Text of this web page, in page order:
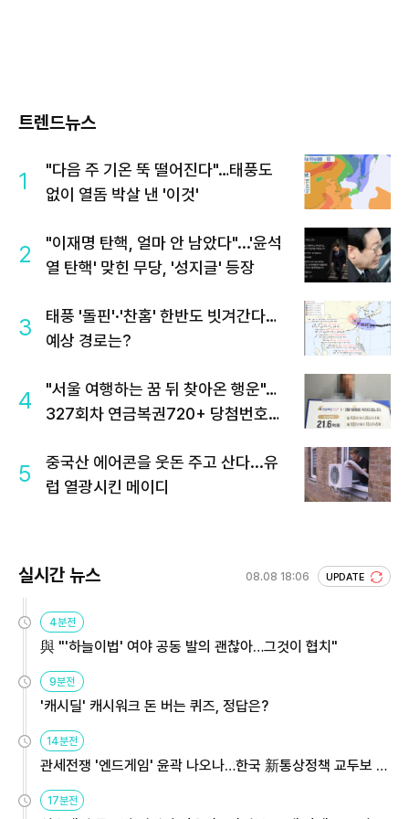
트렌드뉴스
1
"다음 주 기온 뚝 떨어진다"…태풍도
없이 열돔 박살 낸 '이것'
2
"이재명 탄핵, 얼마 안 남았다"...'윤석
열 탄핵' 맞힌 무당, '성지글' 등장
3
태풍 '돌핀'·'찬홈' 한반도 빗겨간다…
예상 경로는?
4
"서울 여행하는 꿈 뒤 찾아온 행운"…
327회차 연금복권720+ 당첨번호조
5
중국산 에어콘을 웃돈 주고 산다...유
럽 열광시킨 메이디
실시간 뉴스 08.08 18:06 UPDATE
4분전
與 "'하늘이법' 여야 공동 발의 괜찮아…그것이 협치"
9분전
'캐시딜' 캐시워크 돈 버는 퀴즈, 정답은?
14분전
관세전쟁 '엔드게임' 윤곽 나오나…한국 新통상정책 교두보 활
17분전